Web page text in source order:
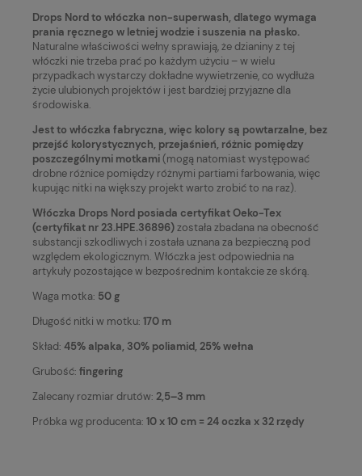
Drops Nord to włóczka non-superwash, dlatego wymaga
prania ręcznego w letniej wodzie i suszenia na płasko.
Naturalne właściwości wełny sprawiają, że dzianiny z tej
włóczki nie trzeba prać po każdym użyciu – w wielu
przypadkach wystarczy dokładne wywietrzenie, co wydłuża
życie ulubionych projektów i jest bardziej przyjazne dla
środowiska.
Jest to włóczka fabryczna, więc kolory są powtarzalne, bez
przejść kolorystycznych, przejaśnień, różnic pomiędzy
poszczególnymi motkami(mogą natomiast występować
drobne różnice pomiędzy różnymi partiami farbowania, więc
kupując nitki na większy projekt warto zrobić to na raz).
Włóczka Drops Nord posiada certyfikat Oeko-Tex
(certyfikat nr 23.HPE.36896)została zbadana na obecność
substancji szkodliwych i została uznana za bezpieczną pod
względem ekologicznym. Włóczka jest odpowiednia na
artykuły pozostające w bezpośrednim kontakcie ze skórą.
Waga motka: 50 g
Długość nitki w motku: 170 m
Skład: 45% alpaka, 30% poliamid, 25% wełna
Grubość: fingering
Zalecany rozmiar drutów: 2,5–3 mm
Próbka wg producenta: 10 x 10 cm = 24 oczka x 32 rzędy